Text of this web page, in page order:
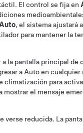
El control se fija en
Auto, el sistema ajustará
para mantener la
la pantalla principal de
a Auto en cualquier
climatización para
mostrar el mensaje
verse reducida. La